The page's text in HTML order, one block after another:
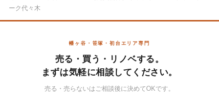
ーク代々木
幡ヶ谷・笹塚・初台エリア専門
売る・買う・リノベする。
まずは気軽に相談してください。
売る・売らないはご相談後に決めてOKです。